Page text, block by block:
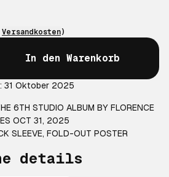
Versandkosten)
In den Warenkorb
31 Oktober 2025
6TH STUDIO ALBUM BY FLORENCE
OCT 31, 2025
SLEEVE, FOLD-OUT POSTER
details